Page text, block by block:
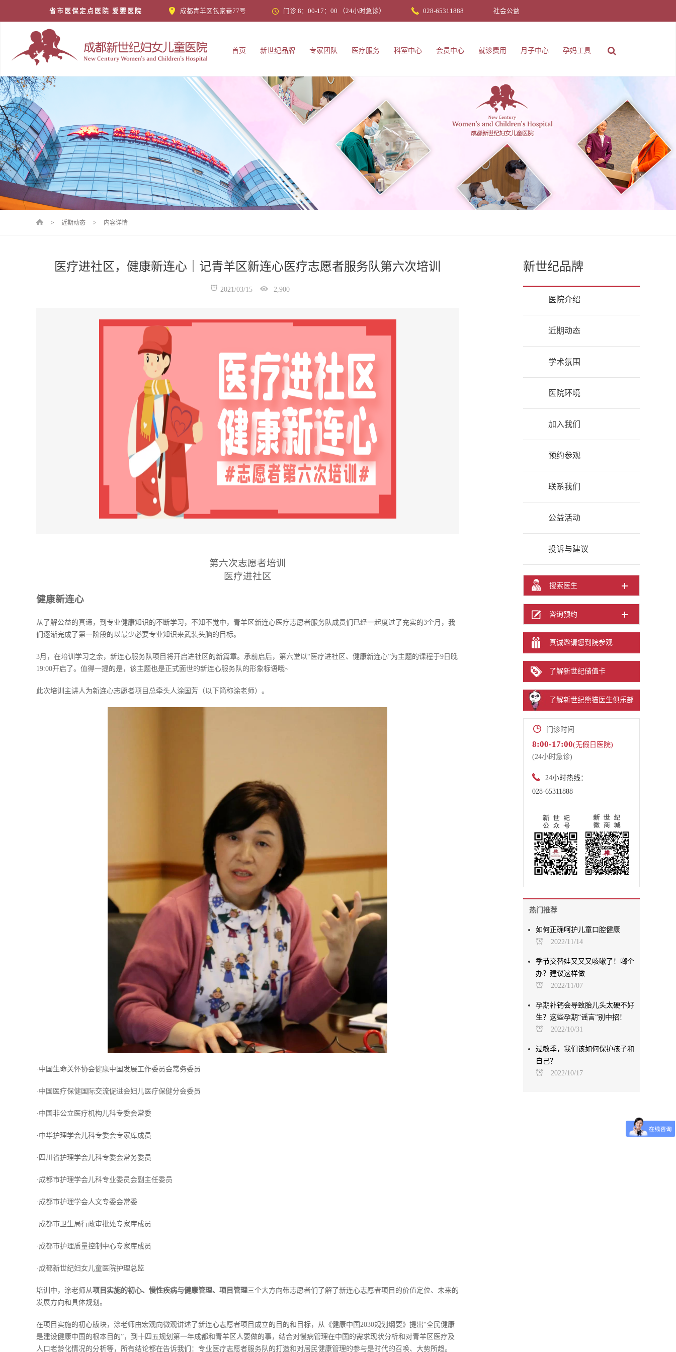
省市医保定点医院 爱婴医院 成都青羊区包家巷77号 门诊 8：00-17：00 （24小时急诊） 028-65311888 社会公益
首页 新世纪品牌 专家团队 医疗服务 科室中心 会员中心 就诊费用 月子中心 孕妈工具
> 近期动态 > 内容详情
医疗进社区，健康新连心｜记青羊区新连心医疗志愿者服务队第六次培训
2021/03/15 2,900
第六次志愿者培训
医疗进社区
健康新连心
从了解公益的真谛，到专业健康知识的不断学习，不知不觉中，青羊区新连心医疗志愿者服务队成员们已经一起度过了充实的3个月，我
们逐渐完成了第一阶段的以最少必要专业知识来武装头脑的目标。
3月，在培训学习之余，新连心服务队项目将开启进社区的新篇章。承前启后，第六堂以“医疗进社区、健康新连心”为主题的课程于9日晚
19:00开启了。值得一提的是，该主题也是正式面世的新连心服务队的形象标语哦~
此次培训主讲人为新连心志愿者项目总牵头人涂国芳（以下简称涂老师）。
·中国生命关怀协会健康中国发展工作委员会常务委员
·中国医疗保健国际交流促进会妇儿医疗保健分会委员
·中国非公立医疗机构儿科专委会常委
·中华护理学会儿科专委会专家库成员
·四川省护理学会儿科专委会常务委员
·成都市护理学会儿科专业委员会副主任委员
·成都市护理学会人文专委会常委
·成都市卫生局行政审批处专家库成员
·成都市护理质量控制中心专家库成员
·成都新世纪妇女儿童医院护理总监
培训中，涂老师从项目实施的初心、慢性疾病与健康管理、项目管理三个大方向带志愿者们了解了新连心志愿者项目的价值定位、未来的
发展方向和具体规划。
在项目实施的初心版块，涂老师由宏观向微观讲述了新连心志愿者项目成立的目的和目标，从《健康中国2030规划纲要》提出“全民健康
是建设健康中国的根本目的”，到十四五规划第一年成都和青羊区人要做的事，结合对慢病管理在中国的需求现状分析和对青羊区医疗及
人口老龄化情况的分析等，所有结论都在告诉我们：专业医疗志愿者服务队的打造和对居民健康管理的参与是时代的召唤、大势所趋。
新世纪品牌
医院介绍
近期动态
学术氛围
医院环境
加入我们
预约参观
联系我们
公益活动
投诉与建议
搜索医生
咨询预约
真诚邀请您到院参观
了解新世纪储值卡
了解新世纪熊猫医生俱乐部
门诊时间
8:00-17:00(无假日医院)
(24小时急诊)
24小时热线：
028-65311888
热门推荐
如何正确呵护儿童口腔健康
2022/11/14
季节交替娃又又又咳嗽了！啷个
办？建议这样做
2022/11/07
孕期补钙会导致胎儿头太硬不好
生？这些孕期“谣言”别中招！
2022/10/31
过敏季，我们该如何保护孩子和
自己？
2022/10/17